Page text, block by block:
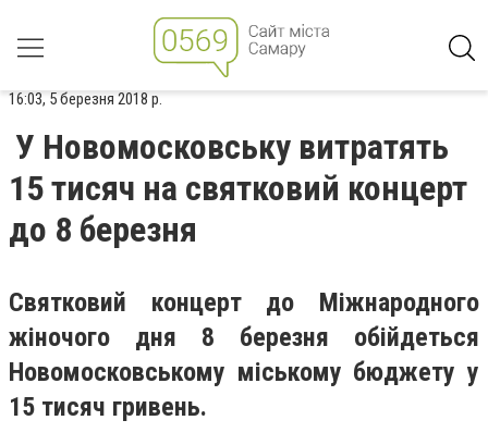
16:03, 5 березня 2018 р.
У Новомосковську витратять
15 тисяч на святковий концерт
до 8 березня
Святковий концерт до Міжнародного
жіночого дня 8 березня обійдеться
Новомосковському міському бюджету у
15 тисяч гривень.